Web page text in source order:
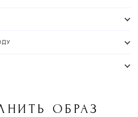
ОБРАЗ